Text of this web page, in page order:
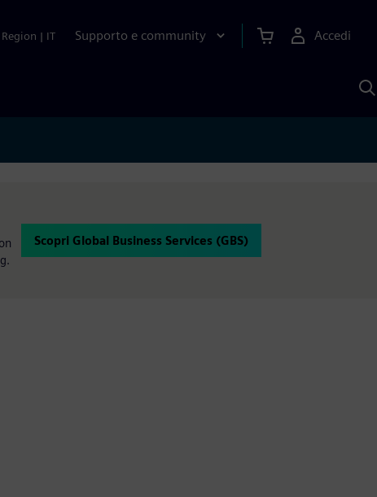
Region | IT Supporto e community Accedi
Scopri Global Business Services (GBS)